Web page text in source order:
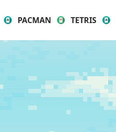
PACMAN TETRIS